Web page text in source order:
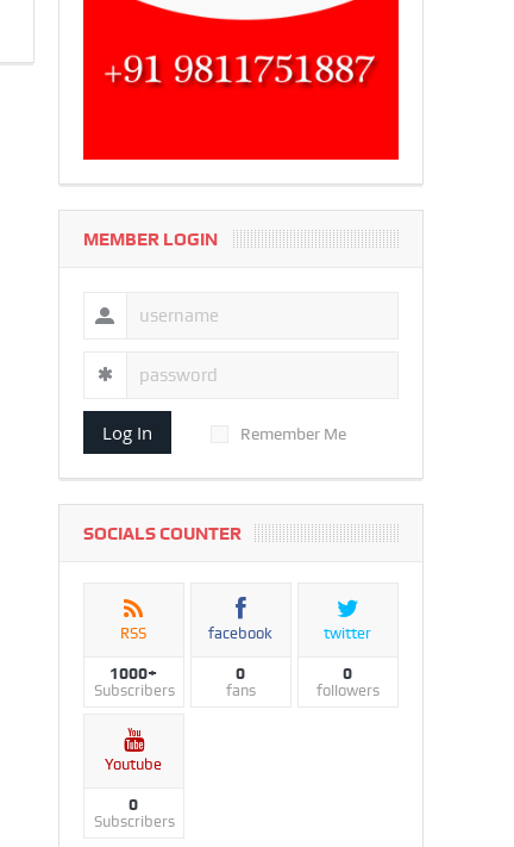
MEMBER LOGIN
Log In Remember Me
SOCIALS COUNTER
RSS
1000+
Subscribers
facebook
0
fans
twitter
0
followers
Youtube
0
Subscribers